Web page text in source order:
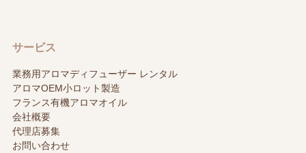
サービス
業務用アロマディフューザー レンタル
アロマOEM小ロット製造
フランス有機アロマオイル
会社概要
代理店募集
お問い合わせ